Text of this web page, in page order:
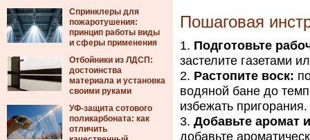
Спринклеры для
пожаротушения:
принцип работы виды
и сферы применения
Отбойники из ЛДСП:
достоинства
материала и установка
своими руками
УФ-защита сотового
поликарбоната: как
отличить
Пошаговая
Подготовьте
застелите газетами
Растопите воск:
водяной бане до
избежать пригорания.
Добавьте аромат
добавьте